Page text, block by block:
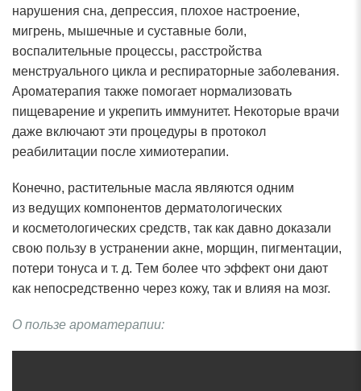
нарушения сна, депрессия, плохое настроение,
мигрень, мышечные и суставные боли,
воспалительные процессы, расстройства
менструального цикла и респираторные заболевания.
Ароматерапия также помогает нормализовать
пищеварение и укрепить иммунитет. Некоторые врачи
даже включают эти процедуры в протокол
реабилитации после химиотерапии.
Конечно, растительные масла являются одним
из ведущих компонентов дерматологических
и косметологических средств, так как давно доказали
свою пользу в устранении акне, морщин, пигментации,
потери тонуса и т. д. Тем более что эффект они дают
как непосредственно через кожу, так и влияя на мозг.
О пользе ароматерапии: